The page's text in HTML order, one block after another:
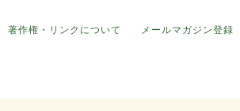
著作権・リンクについて メールマガジン登録